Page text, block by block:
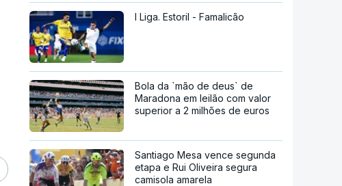
I Liga. Estoril - Famalicão
Bola da `mão de deus` de
Maradona em leilão com valor
superior a 2 milhões de euros
Santiago Mesa vence segunda
etapa e Rui Oliveira segura
camisola amarela